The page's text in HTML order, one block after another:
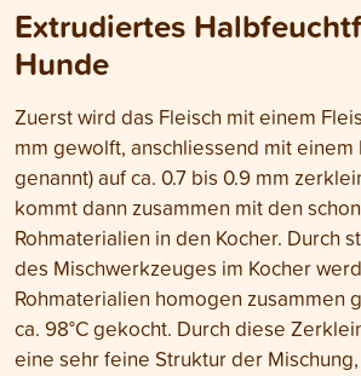
Extrudiertes
Hunde
Zuerst wird das Fleisch mit einem
mm gewolft, anschliessend mit einem
genannt) auf ca. 0.7 bis 0.9 mm
kommt dann zusammen mit den
Rohmaterialien in den Kocher. Durch
des Mischwerkzeuges im Kocher
Rohmaterialien homogen zusammen
ca. 98°C gekocht. Durch diese
eine sehr feine Struktur der